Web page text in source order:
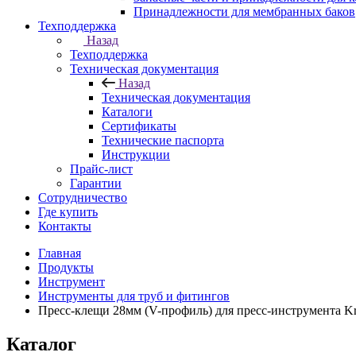
Принадлежности для мембранных баков
Техподдержка
Назад
Техподдержка
Техническая документация
Назад
Техническая документация
Каталоги
Сертификаты
Технические паспорта
Инструкции
Прайс-лист
Гарантии
Сотрудничество
Где купить
Контакты
Главная
Продукты
Инструмент
Инструменты для труб и фитингов
Пресс-клещи 28мм (V-профиль) для пресс-инструмента
Каталог